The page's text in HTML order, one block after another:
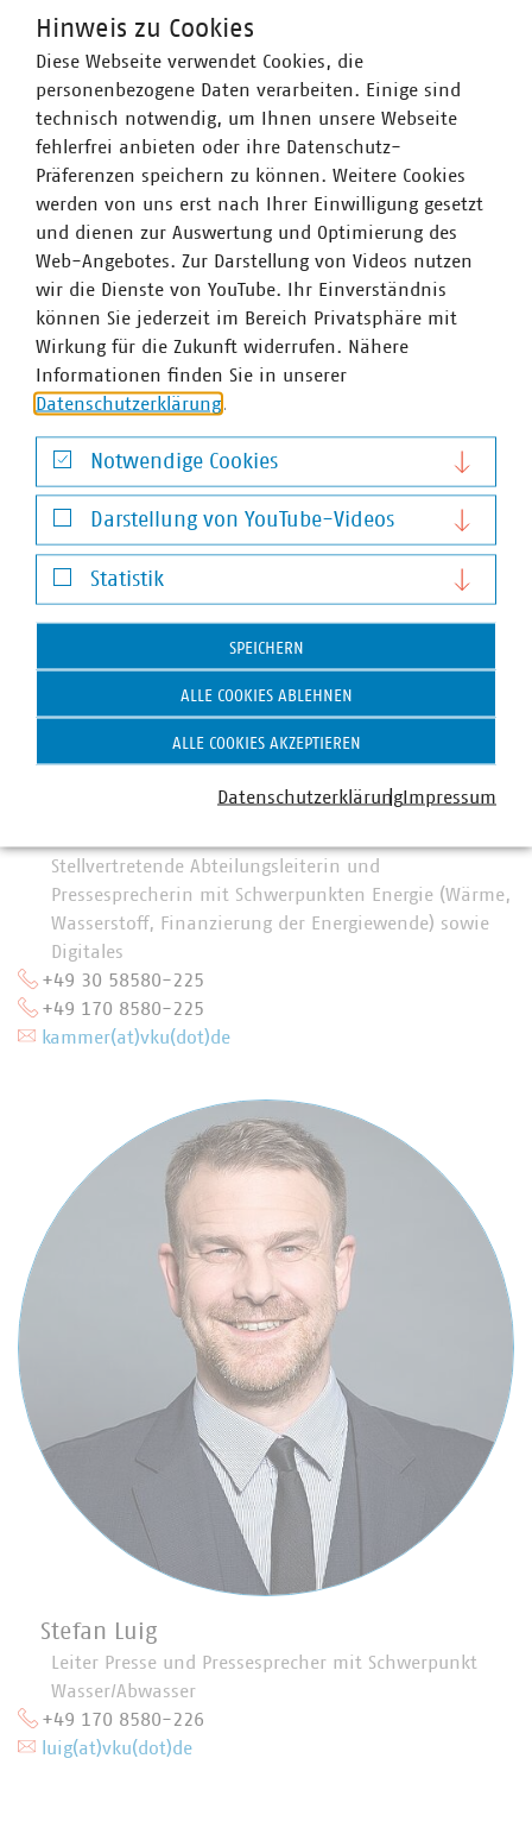
Glasfasernetz anbieten.
Wir halten Deutschland am Laufen – denn nichts
geschieht, wenn es nicht vor Ort passiert: Unser Beitrag
für heute und morgen: #Daseinsvorsorge. Unsere
Positionen:
www.vku.de
Ansprechpartner
Stellvertretende Abteilungsleiterin und
Pressesprecherin mit Schwerpunkten Energie (Wärme,
Wasserstoff, Finanzierung der Energiewende) sowie
Digitales
+49 30 58580-225
+49 170 8580-225
kammer(at)vku(dot)de
Stefan Luig
Leiter Presse und Pressesprecher mit Schwerpunkt
Wasser/Abwasser
+49 170 8580-226
luig(at)vku(dot)de
Hinweis zu Cookies
Diese Webseite verwendet Cookies, die
personenbezogene Daten verarbeiten. Einige sind
technisch notwendig, um Ihnen unsere Webseite
fehlerfrei anbieten oder ihre Datenschutz-
Präferenzen speichern zu können. Weitere Cookies
werden von uns erst nach Ihrer Einwilligung gesetzt
und dienen zur Auswertung und Optimierung des
Web-Angebotes. Zur Darstellung von Videos nutzen
wir die Dienste von YouTube. Ihr Einverständnis
können Sie jederzeit im Bereich Privatsphäre mit
Wirkung für die Zukunft widerrufen. Nähere
Informationen finden Sie in unserer
Datenschutzerklärung
Notwendige Cookies
Notwendige Cookies
Darstellung von YouTube-Videos
Darstellung von YouTube-Videos
Statistik
Statistik
SPEICHERN
ALLE COOKIES ABLEHNEN
ALLE COOKIES AKZEPTIEREN
DatenschutzerklärungImpressum